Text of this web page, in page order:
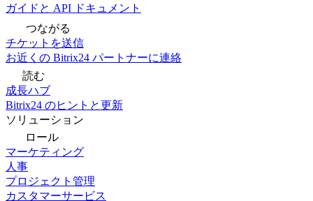
ガイドと API ドキュメント
つながる
チケットを送信
お近くの Bitrix24 パートナーに連絡
読む
成長ハブ
Bitrix24 のヒントと更新
ソリューション
ロール
マーケティング
人事
プロジェクト管理
カスタマーサービス